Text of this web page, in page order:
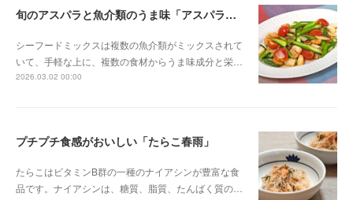
旬のアスパラと魚介類のうま味「アスパラのシーフード炒め」
シーフードミックスは複数の魚介類がミックスされて
いて、手軽な上に、複数の食材からうま味成分と栄…
2026.03.02 00:00
プチプチ食感がおいしい「たらこ春雨」
たらこはビタミンB群の一種のナイアシンが豊富な食
品です。ナイアシンは、糖質、脂質、たんばく質の…